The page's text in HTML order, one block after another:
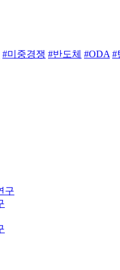
#미중경쟁 #반도체 #ODA #
구